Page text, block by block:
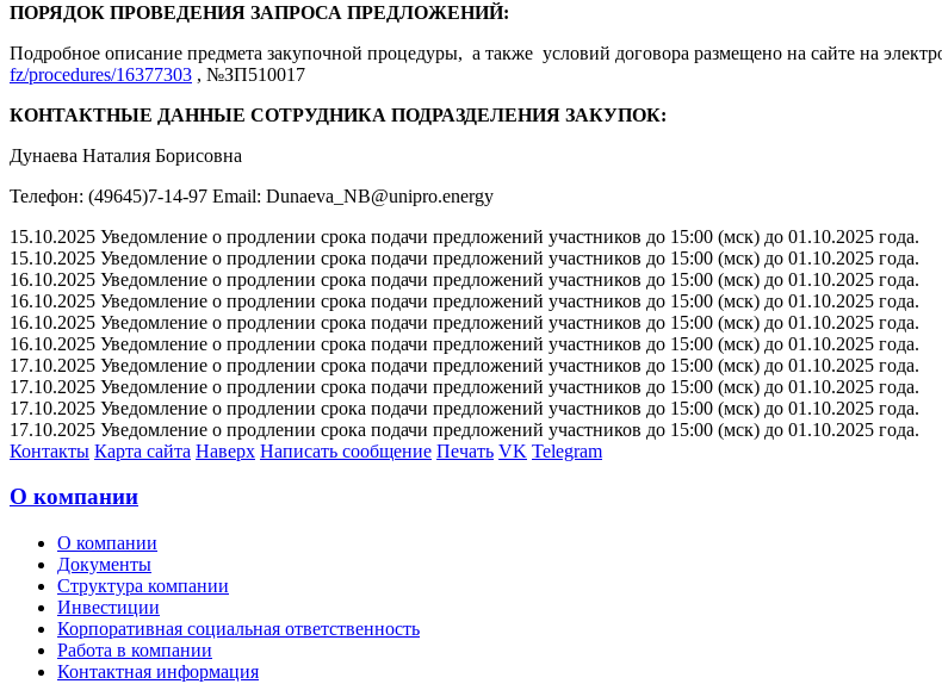
ПОРЯДОК ПРОВЕДЕНИЯ ЗАПРОСА ПРЕДЛОЖЕНИЙ:
Подробное описание предмета закупочной процедуры, а также условий договора размещено на сайте на
fz/procedures/16377303 , №ЗП510017
КОНТАКТНЫЕ ДАННЫЕ СОТРУДНИКА ПОДРАЗДЕЛЕНИЯ ЗАКУПОК:
Дунаева Наталия Борисовна
Телефон: (49645)7-14-97 Email: Dunaeva_NB@unipro.energy
15.10.2025 Уведомление о продлении срока подачи предложений участников до 15:00 (мск) до 01.10.2025 года.
15.10.2025 Уведомление о продлении срока подачи предложений участников до 15:00 (мск) до 01.10.2025 года.
16.10.2025 Уведомление о продлении срока подачи предложений участников до 15:00 (мск) до 01.10.2025 года.
16.10.2025 Уведомление о продлении срока подачи предложений участников до 15:00 (мск) до 01.10.2025 года.
16.10.2025 Уведомление о продлении срока подачи предложений участников до 15:00 (мск) до 01.10.2025 года.
16.10.2025 Уведомление о продлении срока подачи предложений участников до 15:00 (мск) до 01.10.2025 года.
17.10.2025 Уведомление о продлении срока подачи предложений участников до 15:00 (мск) до 01.10.2025 года.
17.10.2025 Уведомление о продлении срока подачи предложений участников до 15:00 (мск) до 01.10.2025 года.
17.10.2025 Уведомление о продлении срока подачи предложений участников до 15:00 (мск) до 01.10.2025 года.
17.10.2025 Уведомление о продлении срока подачи предложений участников до 15:00 (мск) до 01.10.2025 года.
Контакты Карта сайта Наверх Написать сообщение Печать VK Telegram
О компании
О компании
Документы
Структура компании
Инвестиции
Корпоративная социальная ответственность
Работа в компании
Контактная информация